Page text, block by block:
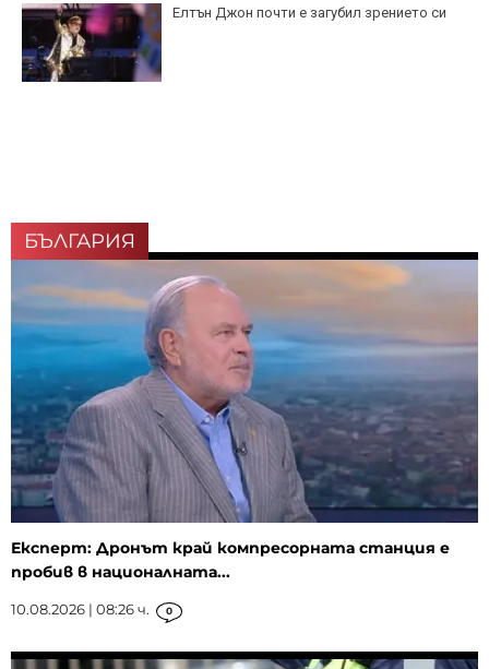
Елтън Джон почти е загубил зрението си
БЪЛГАРИЯ
Експерт: Дронът край компресорната станция е
пробив в националната...
10.08.2026 | 08:26 ч. 0